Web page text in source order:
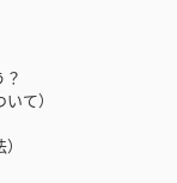
て）